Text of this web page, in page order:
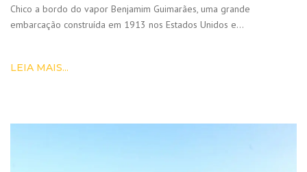
Chico a bordo do vapor Benjamim Guimarães, uma grande
embarcação construída em 1913 nos Estados Unidos e…
LEIA MAIS...